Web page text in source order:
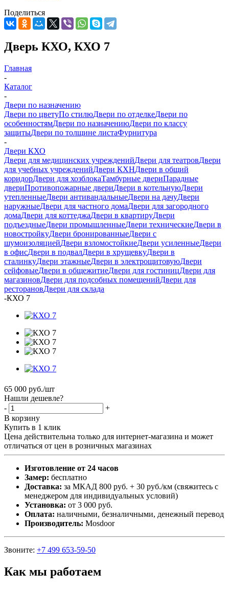
Поделиться
Дверь КХО, КХО 7
Главная
-
Каталог
-
Двери по назначению
Двери по цветуПо стилюДвери по отделкеДвери по
особенностямДвери по назначениюДвери по классу
защитыДвери по толщине листаФурнитура
-
Двери КХО
Двери для медицинских учрежденийДвери для театровДвери
для учебных учрежденийДвери КХНДвери в общий
коридорДвери для хозблокаТамбурные двериПарадные
двериПротивопожарные двериДвери в котельнуюДвери
утепленныеДвери антивандальныеДвери на дачуДвери
наружныеДвери для частного домаДвери для загородного
домаДвери для коттеджаДвери в квартируДвери
подъездныеДвери промышленныеДвери техническиеДвери в
новостройкуДвери бронированныеДвери с
шумоизоляциейДвери взломостойкиеДвери усиленныеДвери
в офисДвери в подвалДвери в хрущевкуДвери в
сталинкуДвери этажныеДвери в электрощитовуюДвери
сейфовыеДвери в общежитиеДвери для гостиницДвери для
магазиновДвери для подсобных помещенийДвери для
ресторановДвери для склада
-КХО 7
65 000 руб./шт
Нашли дешевле?
-
+
В корзину
Купить в 1 клик
Цена действительна только для интернет-магазина и может
отличаться от цен в розничных магазинах
Изготовление от 24 часов
Замер: бесплатно
Доставка: за МКАД 800 руб. + 30 руб./км (свяжитесь с
менеджером для индивидуальных условий)
Установка: от 3 000 руб.
Оплата: наличными, безналичными, денежный перевод
Производитель: Mosdoor
Звоните: +7 499 653-59-50
Как мы работаем